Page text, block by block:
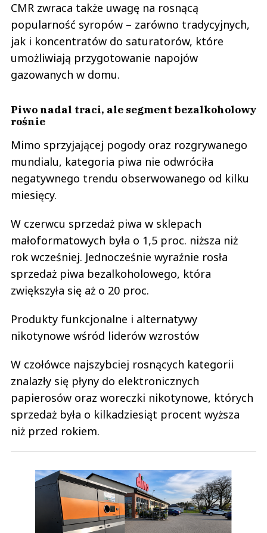
CMR zwraca także uwagę na rosnącą
popularność syropów – zarówno tradycyjnych,
jak i koncentratów do saturatorów, które
umożliwiają przygotowanie napojów
gazowanych w domu.
Piwo nadal traci, ale segment bezalkoholowy
rośnie
Mimo sprzyjającej pogody oraz rozgrywanego
mundialu, kategoria piwa nie odwróciła
negatywnego trendu obserwowanego od kilku
miesięcy.
W czerwcu sprzedaż piwa w sklepach
małoformatowych była o 1,5 proc. niższa niż
rok wcześniej. Jednocześnie wyraźnie rosła
sprzedaż piwa bezalkoholowego, która
zwiększyła się aż o 20 proc.
Produkty funkcjonalne i alternatywy
nikotynowe wśród liderów wzrostów
W czołówce najszybciej rosnących kategorii
znalazły się płyny do elektronicznych
papierosów oraz woreczki nikotynowe, których
sprzedaż była o kilkadziesiąt procent wyższa
niż przed rokiem.